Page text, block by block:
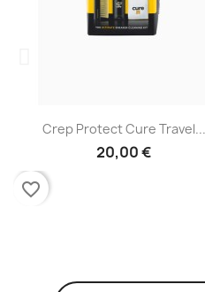
Crep Protect Cure Travel...
20,00 €
favorite_border